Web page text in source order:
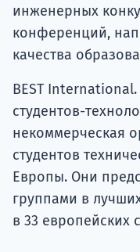
инженерных
конференций,
качества
BEST
студентов-
некоммерческая
студентов
Европы. Они
группами в
в 33 европейских